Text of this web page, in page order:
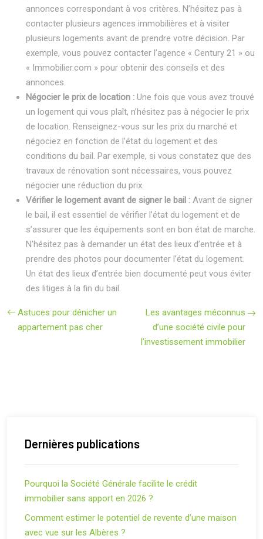
annonces correspondant à vos critères. N’hésitez pas à
contacter plusieurs agences immobilières et à visiter
plusieurs logements avant de prendre votre décision. Par
exemple, vous pouvez contacter l’agence « Century 21 » ou
« Immobilier.com » pour obtenir des conseils et des
annonces.
Négocier le prix de location : Une fois que vous avez trouvé
un logement qui vous plaît, n’hésitez pas à négocier le prix
de location. Renseignez-vous sur les prix du marché et
négociez en fonction de l’état du logement et des
conditions du bail. Par exemple, si vous constatez que des
travaux de rénovation sont nécessaires, vous pouvez
négocier une réduction du prix.
Vérifier le logement avant de signer le bail : Avant de signer
le bail, il est essentiel de vérifier l’état du logement et de
s’assurer que les équipements sont en bon état de marche.
N’hésitez pas à demander un état des lieux d’entrée et à
prendre des photos pour documenter l’état du logement.
Un état des lieux d’entrée bien documenté peut vous éviter
des litiges à la fin du bail.
Astuces pour dénicher un
appartement pas cher
Les avantages méconnus
d’une société civile pour
l’investissement immobilier
Dernières publications
Pourquoi la Société Générale facilite le crédit
immobilier sans apport en 2026 ?
Comment estimer le potentiel de revente d’une maison
avec vue sur les Albères ?